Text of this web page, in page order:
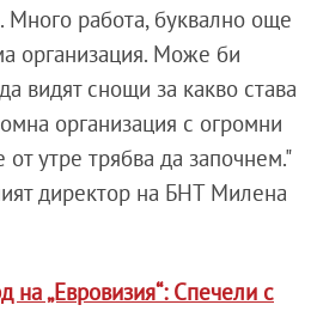
Много работа, буквално още
организация. Може би
видят снощи за какво става
организация с огромни
утре трябва да започнем."
директор на БНТ Милена
на „Евровизия“: Спечели с